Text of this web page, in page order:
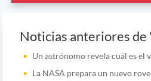
Noticias anteriores de
Un astrónomo revela cuál es el
La NASA prepara un nuevo